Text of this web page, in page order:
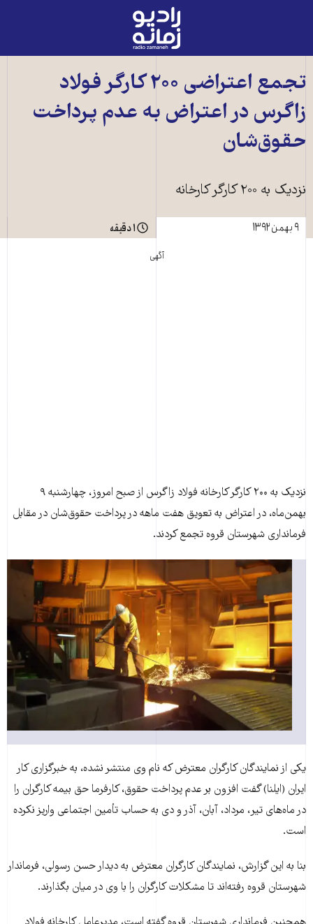
رادیو
زمانه
صفحه
اصلی
تجمع اعتراضی ۲۰۰ کارگر فولاد
زاگرس در اعتراض به عدم پرداخت
حقوق‌شان
نزديک به ۲۰۰ کارگر کارخانه
۹ بهمن ۱۳۹۲
۱ دقیقه
آگهی
نزديک به ۲۰۰ کارگر کارخانه فولاد زاگرس از صبح امروز، چهارشنبه ۹
بهمن‌ماه، در اعتراض به تعويق هفت ماهه در پرداخت حقوق‌شان در مقابل
فرمانداری شهرستان قروه تجمع کردند.
يکی از نمايندگان کارگران معترض که نام وی منتشر نشده، به خبرگزاری کار
ايران (ايلنا) گفت افزون بر عدم پرداخت حقوق، کارفرما حق بيمه کارگران را
در ماه‌های تير، مرداد، آبان، آذر و دی به حساب تأمين اجتماعی واريز نکرده
است.
بنا به اين گزارش، نمايندگان کارگران معترض به ديدار حسن رسولی، فرماندار
شهرستان قروه رفته‌اند تا مشکلات کارگران را با وی در ميان بگذارند.